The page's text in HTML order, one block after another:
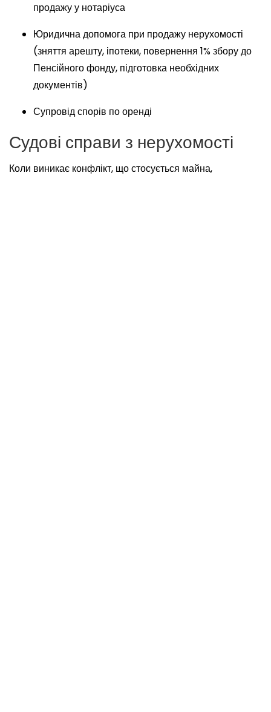
продажу у нотаріуса
Юридична допомога при продажу нерухомості
(зняття арешту, іпотеки, повернення 1% збору до
Пенсійного фонду, підготовка необхідних
документів)
Супровід спорів по оренді
Судові справи з нерухомості
Коли виникає конфлікт, що стосується майна,